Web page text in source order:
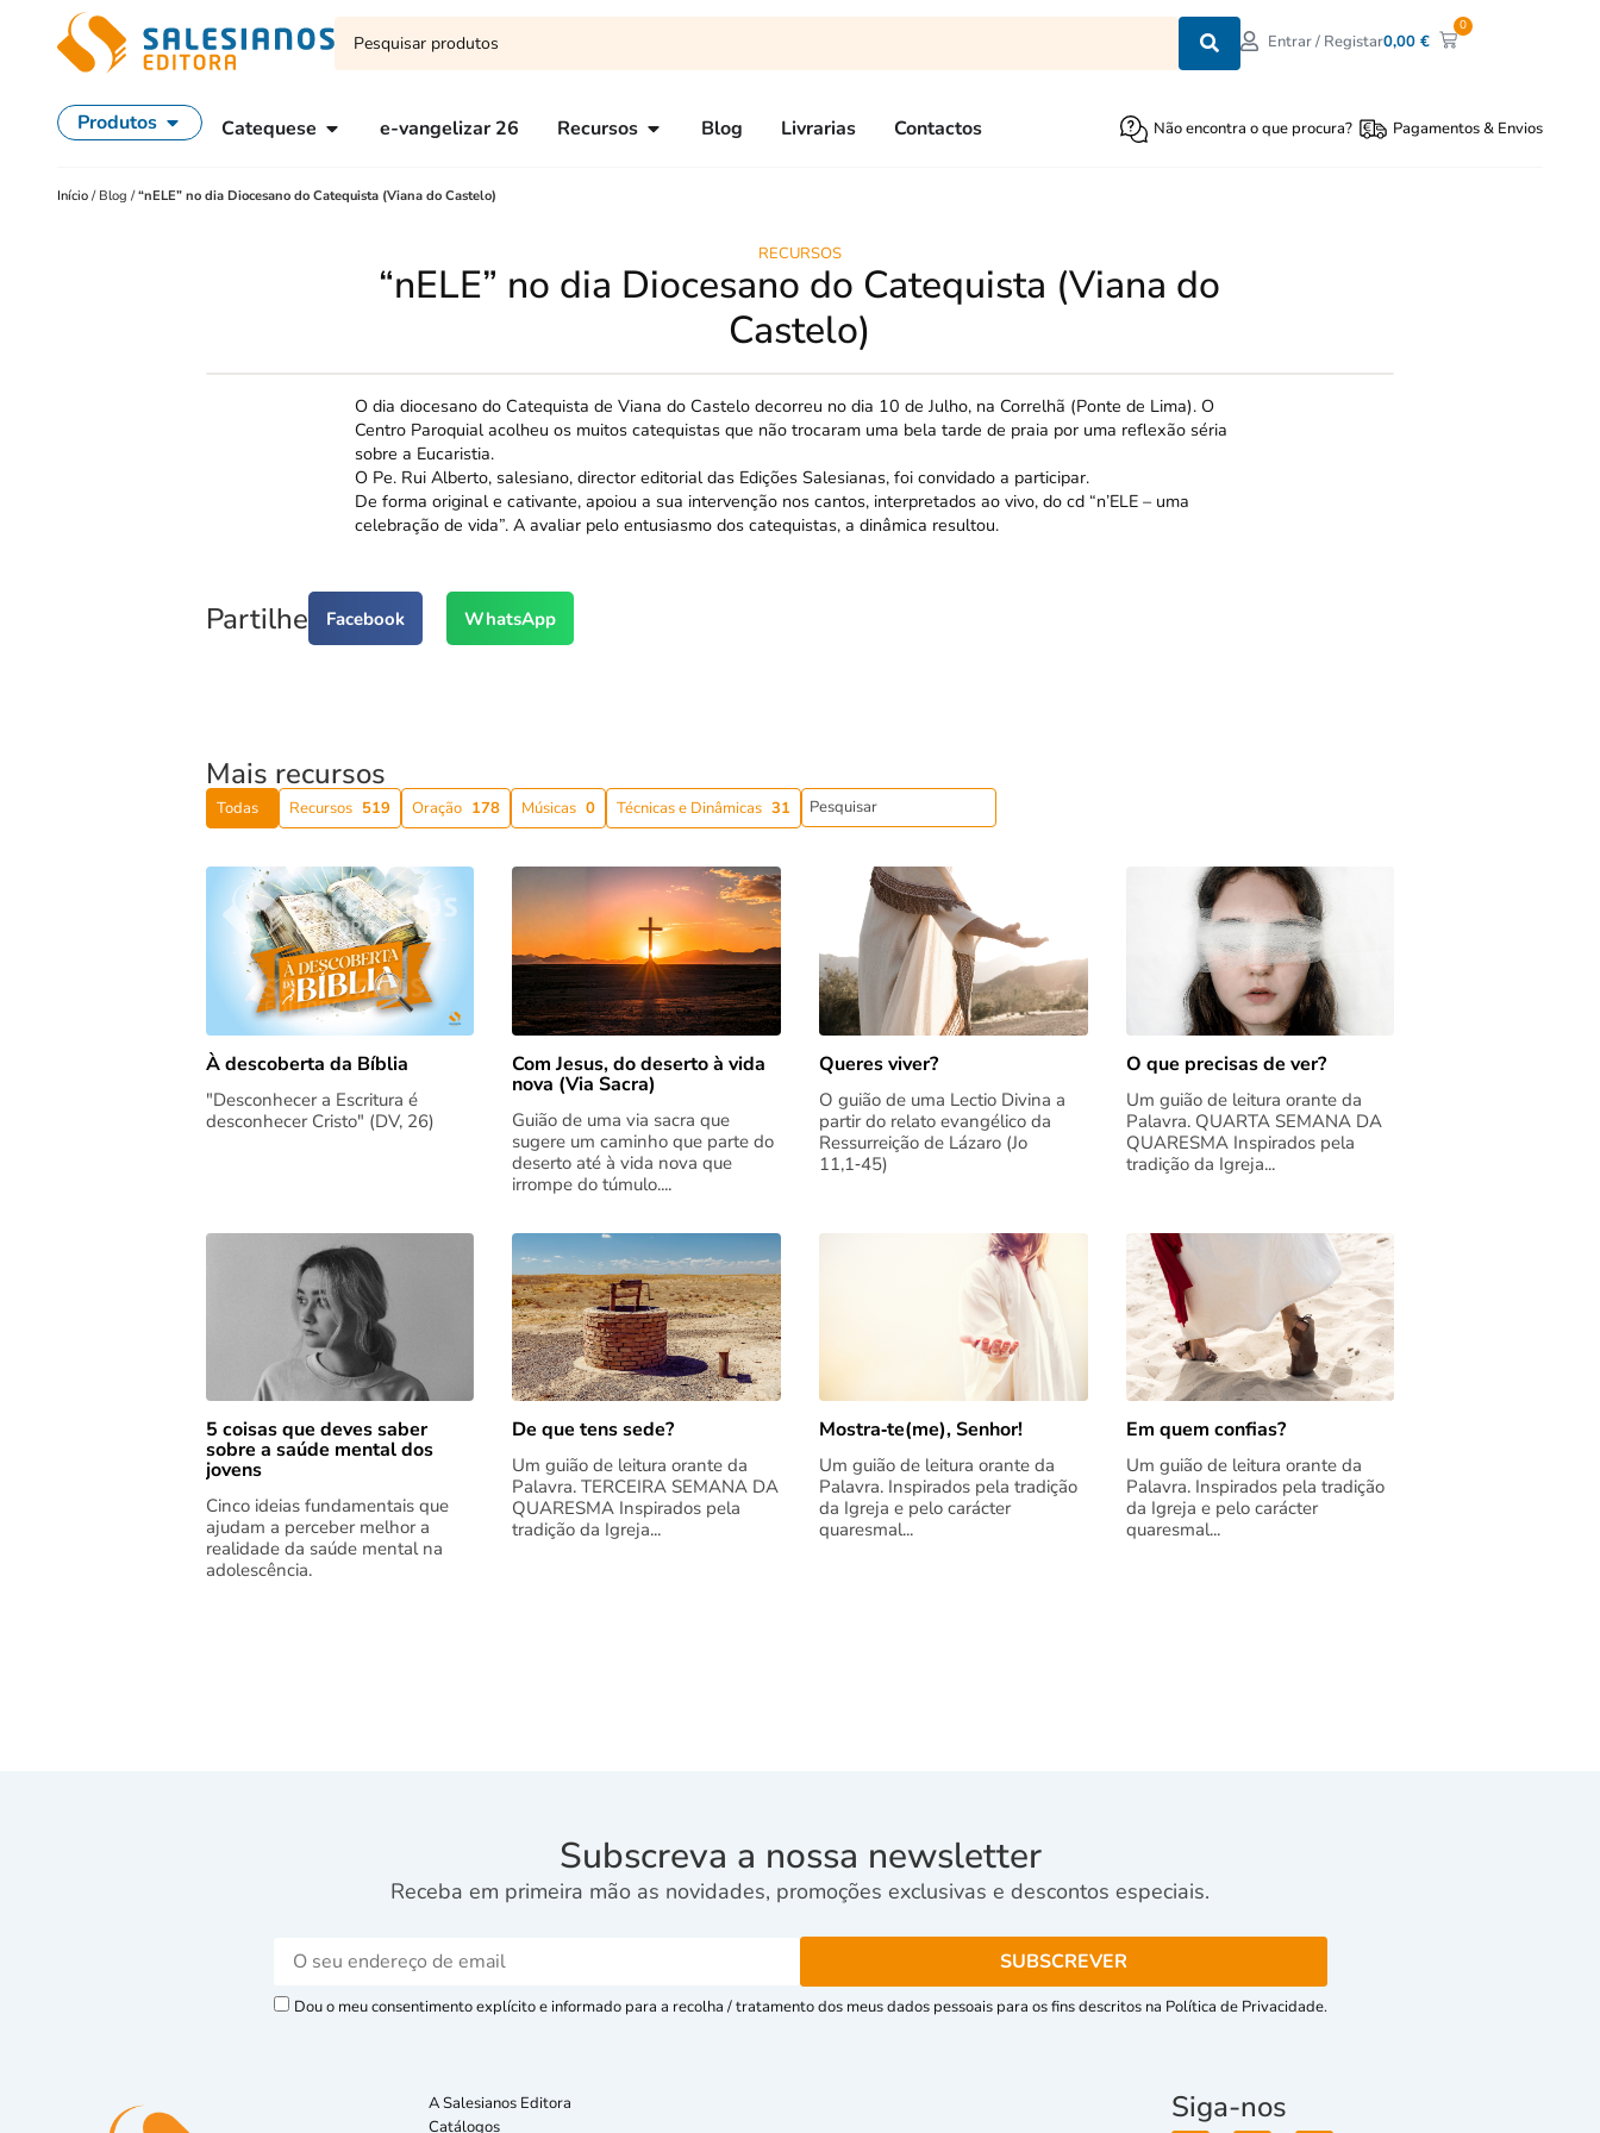
Entrar / Registar0,00€
0
Produtos Catequese e-vangelizar 26 Recursos Blog Livrarias Contactos Não encontra o que procura? Pagamentos & Envios
Início / Blog /“nELE” no dia Diocesano do Catequista (Viana do Castelo)
RECURSOS
“nELE” no dia Diocesano do Catequista (Viana do
Castelo)
O dia diocesano do Catequista de Viana do Castelo decorreu no dia 10 de Julho, na Correlhã (Ponte de Lima). O
Centro Paroquial acolheu os muitos catequistas que não trocaram uma bela tarde de praia por uma reflexão séria
sobre a Eucaristia.
O Pe. Rui Alberto, salesiano, director editorial das Edições Salesianas, foi convidado a participar.
De forma original e cativante, apoiou a sua intervenção nos cantos, interpretados ao vivo, do cd “n’ELE – uma
celebração de vida”. A avaliar pelo entusiasmo dos catequistas, a dinâmica resultou.
Partilhe Facebook WhatsApp
Mais recursos
Todas Recursos 519 Oração 178 Músicas 0 Técnicas e Dinâmicas 31
À descoberta da Bíblia
"Desconhecer a Escritura é
desconhecer Cristo" (DV, 26)
Com Jesus, do deserto à vida
nova (Via Sacra)
Guião de uma via sacra que
sugere um caminho que parte do
deserto até à vida nova que
irrompe do túmulo....
Queres viver?
O guião de uma Lectio Divina a
partir do relato evangélico da
Ressurreição de Lázaro (Jo
11,1‑45)
O que precisas de ver?
Um guião de leitura orante da
Palavra. QUARTA SEMANA DA
QUARESMA Inspirados pela
tradição da Igreja...
5 coisas que deves saber
sobre a saúde mental dos
jovens
Cinco ideias fundamentais que
ajudam a perceber melhor a
realidade da saúde mental na
adolescência.
De que tens sede?
Um guião de leitura orante da
Palavra. TERCEIRA SEMANA DA
QUARESMA Inspirados pela
tradição da Igreja...
Mostra‑te(me), Senhor!
Um guião de leitura orante da
Palavra. Inspirados pela tradição
da Igreja e pelo carácter
quaresmal...
Em quem confias?
Um guião de leitura orante da
Palavra. Inspirados pela tradição
da Igreja e pelo carácter
quaresmal...
Subscreva a nossa newsletter
Receba em primeira mão as novidades, promoções exclusivas e descontos especiais.
Dou o meu consentimento explícito e informado para a recolha / tratamento dos meus dados pessoais para os fins descritos na Política de Privacidade.
A Salesianos Editora
Catálogos
Siga-nos